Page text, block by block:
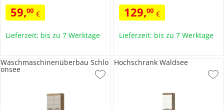
59,00 €
Lieferzeit: bis zu 7 Werktage
129,00 €
Lieferzeit: bis zu 7 Werktage
Waschmaschinenüberbau Schlo
onsee
Hochschrank Waldsee